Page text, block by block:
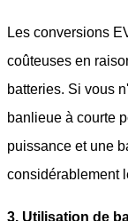
Les conversions
coûteuses en
batteries. Si vous
banlieue à courte
puissance et une
considérablement
3. Utilisation de